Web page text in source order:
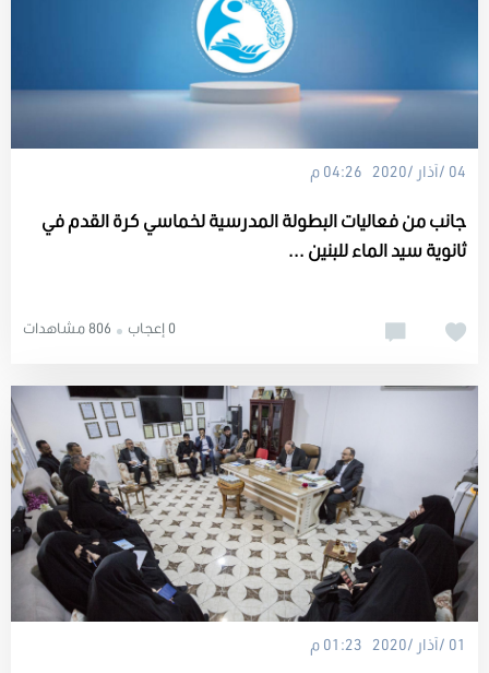
04 /آذار /2020 04:26 م
جانب من فعاليات البطولة المدرسية لخماسي كرة القدم في
ثانوية سيد الماء للبنين ...
806 مشاهدات 0 إعجاب
01 /آذار /2020 01:23 م